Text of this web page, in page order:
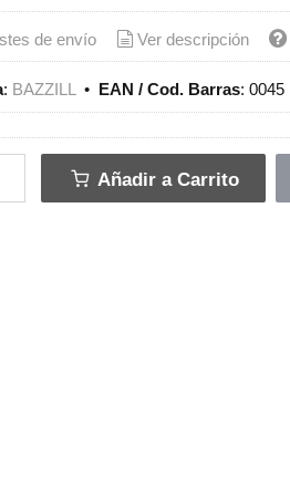
de envío Ver descripción
: BAZZILL • EAN / Cod. Barras:0045
Añadir a Carrito